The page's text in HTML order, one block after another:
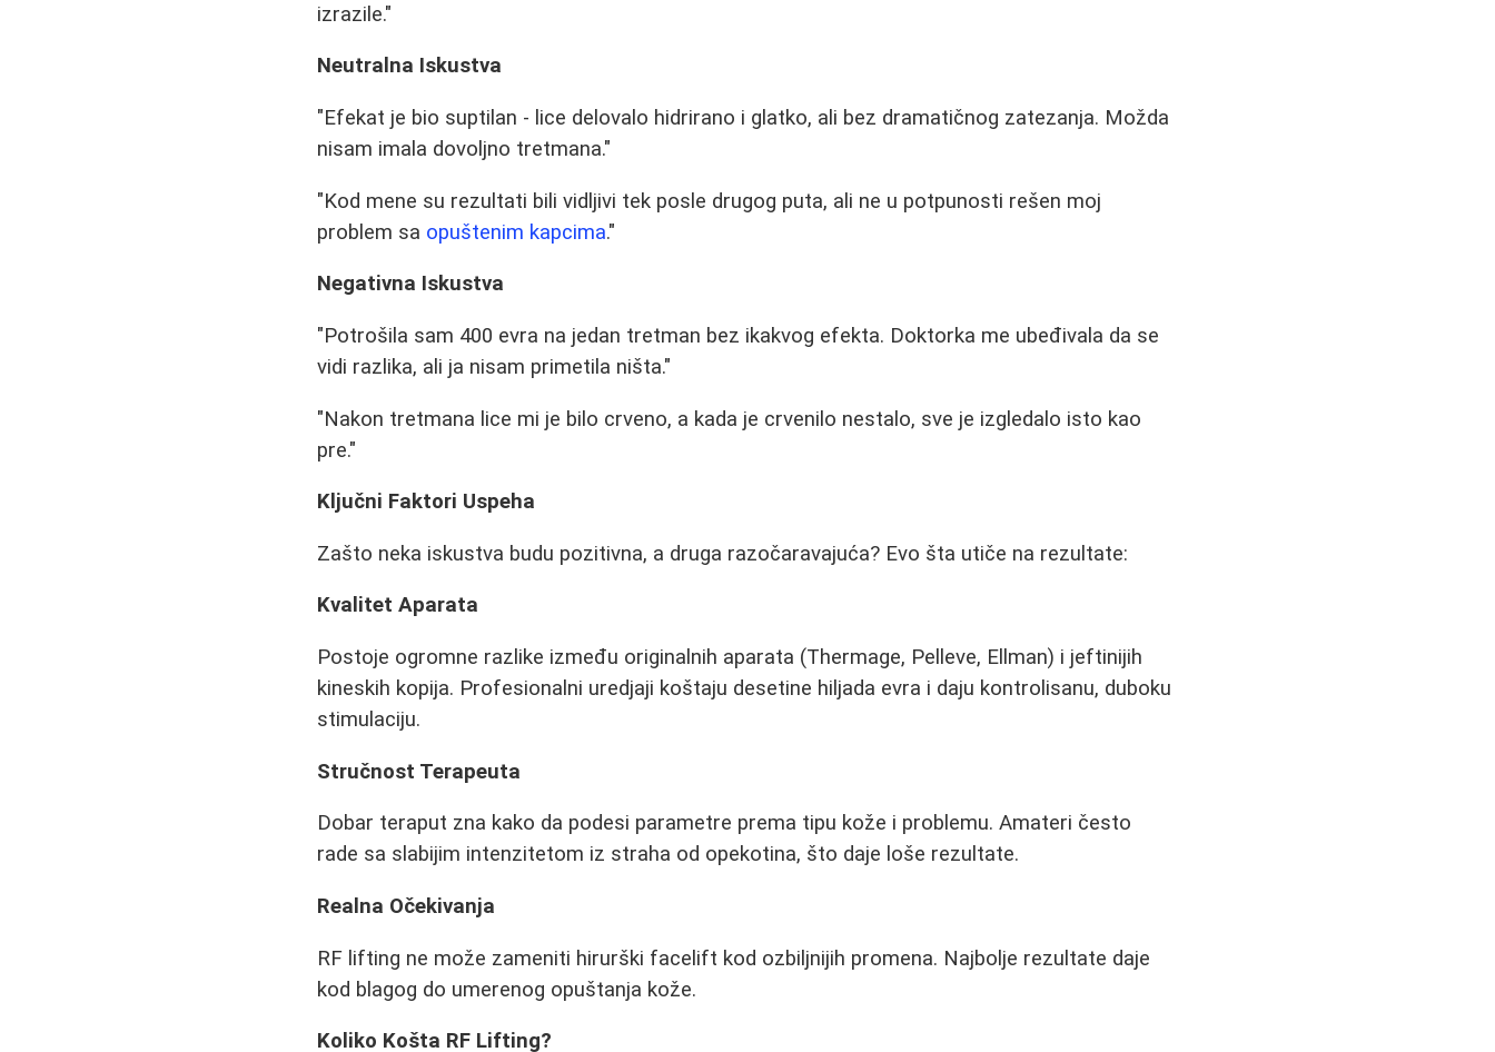
izrazile."
Neutralna Iskustva
"Efekat je bio suptilan - lice delovalo hidrirano i glatko, ali bez dramatičnog zatezanja. Možda
nisam imala dovoljno tretmana."
"Kod mene su rezultati bili vidljivi tek posle drugog puta, ali ne u potpunosti rešen moj
problem sa opuštenim kapcima."
Negativna Iskustva
"Potrošila sam 400 evra na jedan tretman bez ikakvog efekta. Doktorka me ubeđivala da se
vidi razlika, ali ja nisam primetila ništa."
"Nakon tretmana lice mi je bilo crveno, a kada je crvenilo nestalo, sve je izgledalo isto kao
pre."
Ključni Faktori Uspeha
Zašto neka iskustva budu pozitivna, a druga razočaravajuća? Evo šta utiče na rezultate:
Kvalitet Aparata
Postoje ogromne razlike između originalnih aparata (Thermage, Pelleve, Ellman) i jeftinijih
kineskih kopija. Profesionalni uredjaji koštaju desetine hiljada evra i daju kontrolisanu, duboku
stimulaciju.
Stručnost Terapeuta
Dobar teraput zna kako da podesi parametre prema tipu kože i problemu. Amateri često
rade sa slabijim intenzitetom iz straha od opekotina, što daje loše rezultate.
Realna Očekivanja
RF lifting ne može zameniti hirurški facelift kod ozbiljnijih promena. Najbolje rezultate daje
kod blagog do umerenog opuštanja kože.
Koliko Košta RF Lifting?